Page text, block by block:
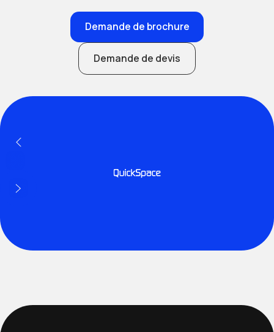
Demande de brochure
Demande de devis